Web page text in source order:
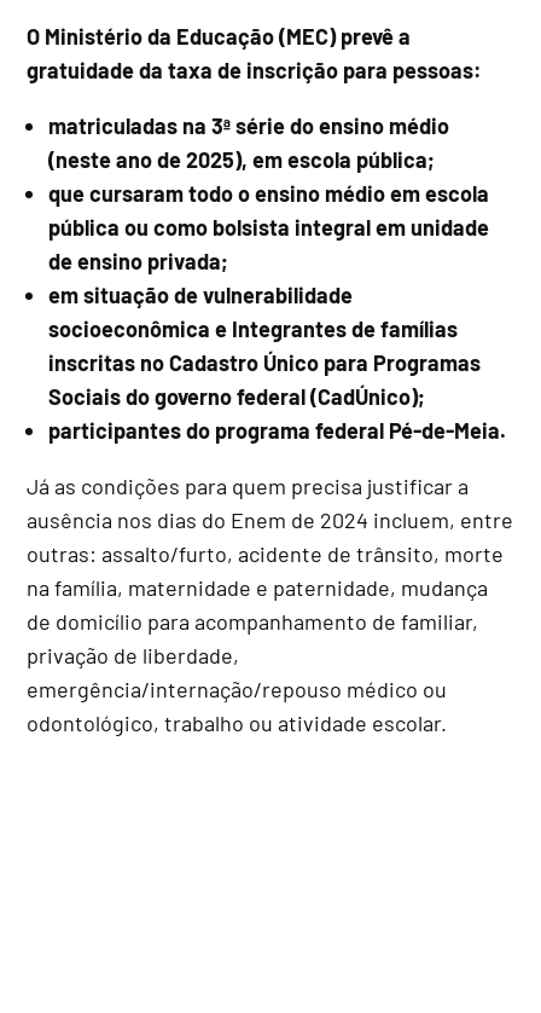
O Ministério da Educação (MEC) prevê a
gratuidade da taxa de inscrição para pessoas:
matriculadas na 3ª série do ensino médio
(neste ano de 2025), em escola pública;
que cursaram todo o ensino médio em escola
pública ou como bolsista integral em unidade
de ensino privada;
em situação de vulnerabilidade
socioeconômica e Integrantes de famílias
inscritas no Cadastro Único para Programas
Sociais do governo federal (CadÚnico);
participantes do programa federal Pé-de-Meia.
Já as condições para quem precisa justificar a
ausência nos dias do Enem de 2024 incluem, entre
outras: assalto/furto, acidente de trânsito, morte
na família, maternidade e paternidade, mudança
de domicílio para acompanhamento de familiar,
privação de liberdade,
emergência/internação/repouso médico ou
odontológico, trabalho ou atividade escolar.